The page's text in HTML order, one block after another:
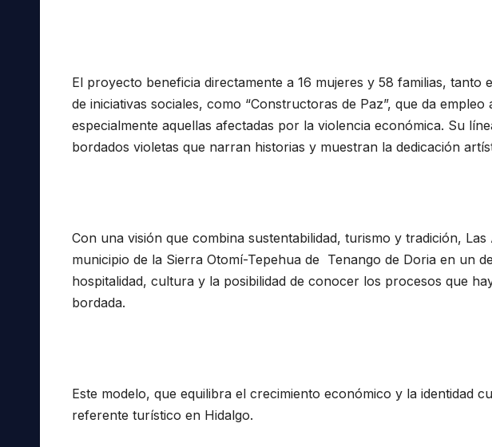
El proyecto beneficia directamente a 16 mujeres y 58 familias,
de iniciativas sociales, como “Constructoras de Paz”, que da
especialmente aquellas afectadas por la violencia económica. Su
bordados violetas que narran historias y muestran la dedicación
Con una visión que combina sustentabilidad, turismo y tradición,
municipio de la Sierra Otomí-Tepehua de Tenango de Doria en un
hospitalidad, cultura y la posibilidad de conocer los procesos que
bordada.
Este modelo, que equilibra el crecimiento económico y la identidad
referente turístico en Hidalgo.